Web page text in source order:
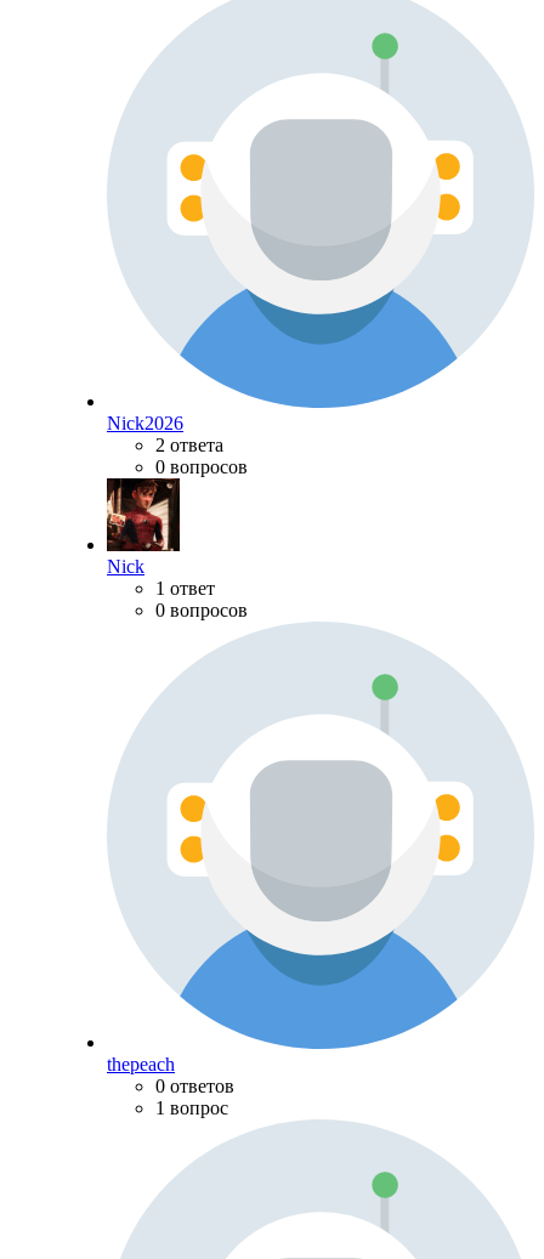
Nick2026
2 ответа
0 вопросов
Nick
1 ответ
0 вопросов
thepeach
0 ответов
1 вопрос